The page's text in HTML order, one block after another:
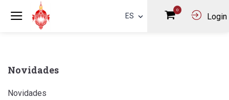
ES
0
Login
Novidades
Novidades